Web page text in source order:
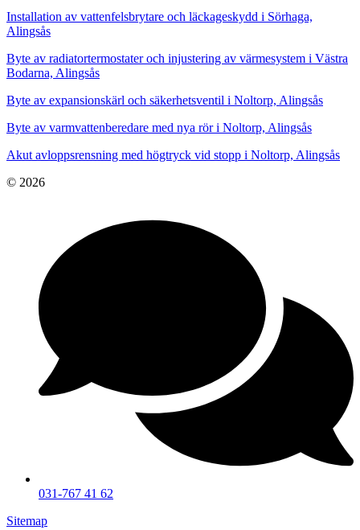
Installation av vattenfelsbrytare och läckageskydd i Sörhaga,
Alingsås
Byte av radiatortermostater och injustering av värmesystem i Västra
Bodarna, Alingsås
Byte av expansionskärl och säkerhetsventil i Noltorp, Alingsås
Byte av varmvattenberedare med nya rör i Noltorp, Alingsås
Akut avloppsrensning med högtryck vid stopp i Noltorp, Alingsås
© 2026
031-767 41 62
Sitemap